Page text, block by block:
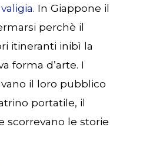
. In Giappone il
perchè il
itineranti inibì la
forma d’arte. I
il loro pubblico
portatile, il
scorrevano le storie